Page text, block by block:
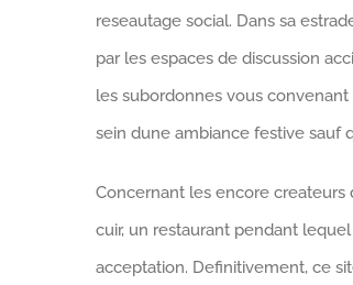
reseautage social. Dans sa
par les espaces de discussion
les subordonnes vous
sein dune ambiance festive sauf
Concernant les encore createurs
cuir, un restaurant pendant
acceptation. Definitivement, ce